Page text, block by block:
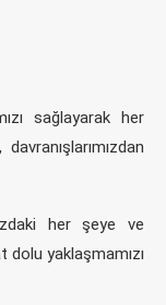
sağlayarak her
her şeye ve
dolu yaklaşmamızı